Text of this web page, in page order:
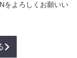
をよろしくお願いい